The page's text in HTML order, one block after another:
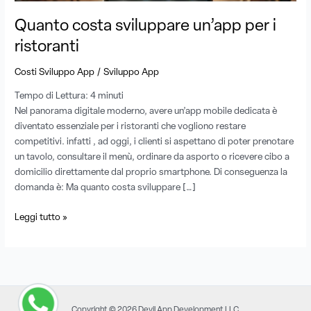
Quanto costa sviluppare un’app per i
ristoranti
Costi Sviluppo App /Sviluppo App
Tempo di Lettura:4 minuti
Nel panorama digitale moderno, avere un’app mobile dedicata è
diventato essenziale per i ristoranti che vogliono restare
competitivi. infatti , ad oggi, i clienti si aspettano di poter prenotare
un tavolo, consultare il menù, ordinare da asporto o ricevere cibo a
domicilio direttamente dal proprio smartphone. Di conseguenza la
domanda è: Ma quanto costa sviluppare […]
Leggi tutto »